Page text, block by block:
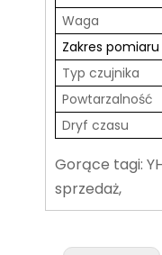
Waga
Zakres pomiaru
Typ czujnika
Powtarzalność
Dryf czasu
Gorące tagi:
sprzedaż,